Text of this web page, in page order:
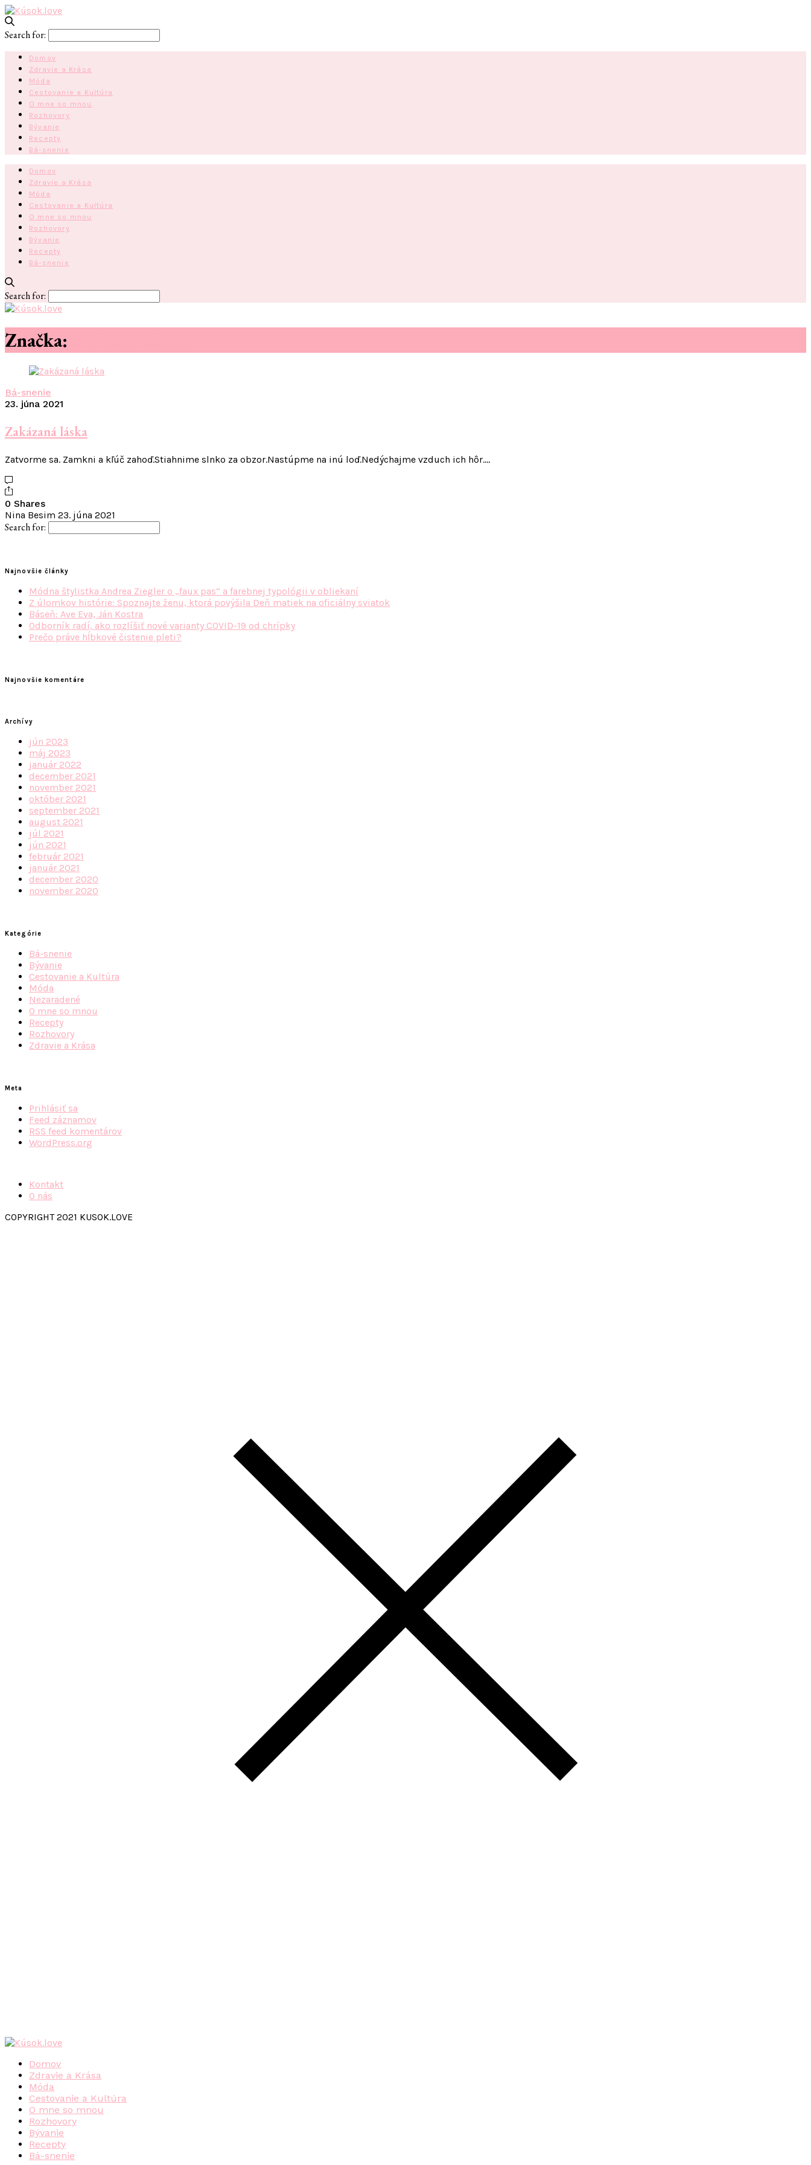
Search for:
Domov
Zdravie a Krása
Móda
Cestovanie a Kultúra
O mne so mnou
Rozhovory
Bývanie
Recepty
Bá-snenie
Domov
Zdravie a Krása
Móda
Cestovanie a Kultúra
O mne so mnou
Rozhovory
Bývanie
Recepty
Bá-snenie
Search for:
Značka:
Bá-snenie
23. júna 2021
Zakázaná láska
Zatvorme sa. Zamkni a kľúč zahoď.Stiahnime slnko za obzor.Nastúpme na inú loď.Nedýchajme vzduch ich hôr.…
0 Shares
Nina Besim 23. júna 2021
Search for:
Najnovšie články
Módna štylistka Andrea Ziegler o „faux pas“ a farebnej typológii v obliekaní
Z úlomkov histórie: Spoznajte ženu, ktorá povýšila Deň matiek na oficiálny sviatok
Báseň: Ave Eva, Ján Kostra
Odborník radí, ako rozlíšiť nové varianty COVID-19 od chrípky
Prečo práve hĺbkové čistenie pleti?
Najnovšie komentáre
Archívy
jún 2023
máj 2023
január 2022
december 2021
november 2021
október 2021
september 2021
august 2021
júl 2021
jún 2021
február 2021
január 2021
december 2020
november 2020
Kategórie
Bá-snenie
Bývanie
Cestovanie a Kultúra
Móda
Nezaradené
O mne so mnou
Recepty
Rozhovory
Zdravie a Krása
Meta
Prihlásiť sa
Feed záznamov
RSS feed komentárov
WordPress.org
Kontakt
O nás
COPYRIGHT 2021 KUSOK.LOVE
Domov
Zdravie a Krása
Móda
Cestovanie a Kultúra
O mne so mnou
Rozhovory
Bývanie
Recepty
Bá-snenie